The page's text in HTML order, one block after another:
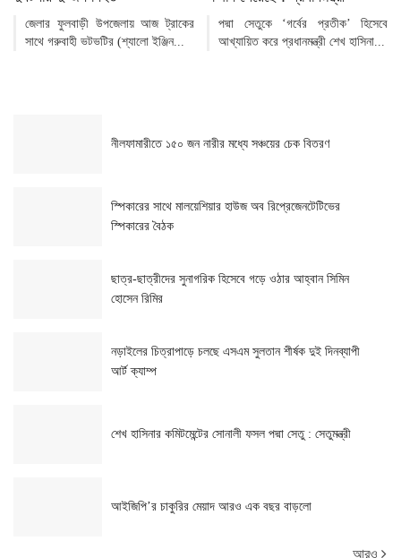
জেলার ফুলবাড়ী উপজেলায় আজ ট্রাকের
সাথে গরুবাহী ভটভটির (শ্যালো ইঞ্জিন...
পদ্মা সেতুকে ‘গর্বের প্রতীক’ হিসেবে
আখ্যায়িত করে প্রধানমন্ত্রী শেখ হাসিনা...
নীলফামারীতে ১৫০ জন নারীর মধ্যে সঞ্চয়ের চেক বিতরণ
স্পিকারের সাথে মালয়েশিয়ার হাউজ অব রিপ্রেজেনটেটিভের
স্পিকারের বৈঠক
ছাত্র-ছাত্রীদের সুনাগরিক হিসেবে গড়ে ওঠার আহ্বান সিমিন
হোসেন রিমির
নড়াইলের চিত্রাপাড়ে চলছে এসএম সুলতান শীর্ষক দুই দিনব্যাপী
আর্ট ক্যাম্প
শেখ হাসিনার কমিটমেন্টের সোনালী ফসল পদ্মা সেতু : সেতুমন্ত্রী
আইজিপি’র চাকুরির মেয়াদ আরও এক বছর বাড়লো
আরও